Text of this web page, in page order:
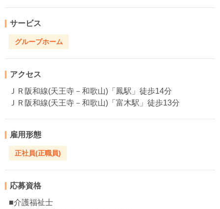
サービス
グループホーム
アクセス
ＪＲ阪和線(天王寺－和歌山)「鳳駅」徒歩14分
ＪＲ阪和線(天王寺－和歌山)「富木駅」徒歩13分
雇用形態
正社員(正職員)
応募資格
■介護福祉士